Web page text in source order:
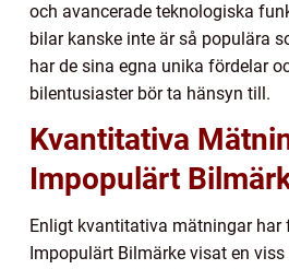
och avancerade teknologiska
bilar kanske inte är så populära
har de sina egna unika fördelar
bilentusiaster bör ta hänsyn till.
Kvantitativa
Impopulärt
Enligt kvantitativa mätningar har
Impopulärt Bilmärke visat en